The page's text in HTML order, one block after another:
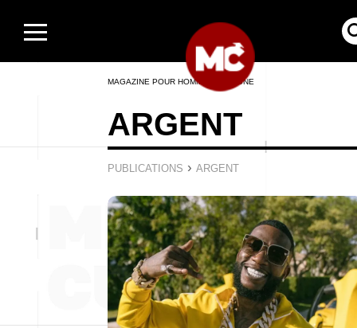
MAGAZINE POUR HOMMES EN LIGNE
ARGENT
PUBLICATIONS › ARGENT